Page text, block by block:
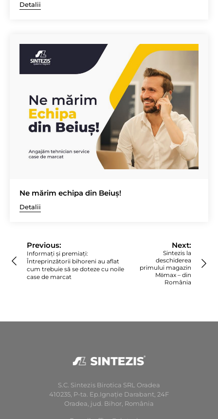
Detalii
Ne mărim echipa din Beiuș!
Detalii
articole
Previous:
Informaţi şi premiaţi:
Întreprinzătorii bihoreni au aflat
cum trebuie să se doteze cu noile
case de marcat
Next:
Sintezis la
deschiderea
primului magazin
Mӧmax – din
România
S.C. Sintezis Birotica SRL Oradea
410235, P-ta. Ep.Ignaţie Darabant, 24F
Oradea, jud. Bihor, România